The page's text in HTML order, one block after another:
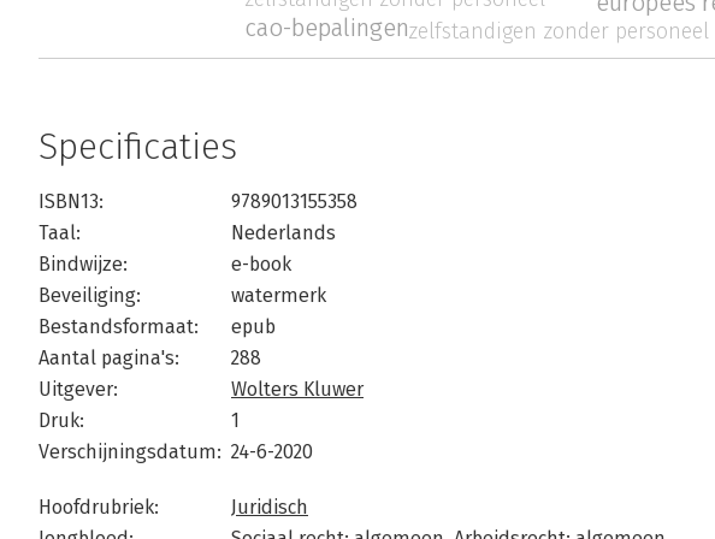
zelfstandigen zonder personeel
cao-bepalingen
Specificaties
ISBN13:
9789013155358
Taal:
Nederlands
Bindwijze:
e-book
Beveiliging:
watermerk
Bestandsformaat:
epub
Aantal pagina's:
288
Uitgever:
Wolters Kluwer
Druk:
1
Verschijningsdatum: 24-6-2020
Hoofdrubriek:
Juridisch